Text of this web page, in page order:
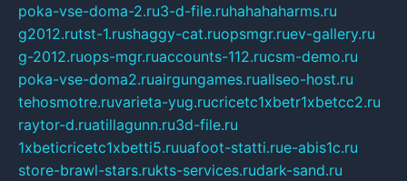
poka-vse-doma-2.ru3-d-file.ruhahahaharms.ru
g2012.rutst-1.rushaggy-cat.ruopsmgr.ruev-gallery.ru
g-2012.ruops-mgr.ruaccounts-112.rucsm-demo.ru
poka-vse-doma2.ruairgungames.ruallseo-host.ru
tehosmotre.ruvarieta-yug.rucricetc1xbetr1xbetcc2.ru
raytor-d.ruatillagunn.ru3d-file.ru
1xbeticricetc1xbetti5.ruuafoot-statti.rue-abis1c.ru
store-brawl-stars.rukts-services.rudark-sand.ru